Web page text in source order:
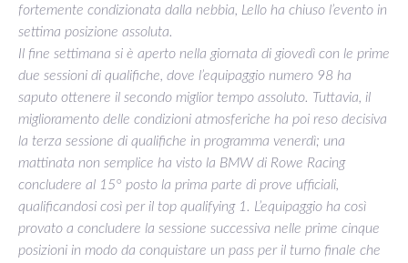
fortemente condizionata dalla nebbia, Lello ha chiuso l’evento in
settima posizione assoluta.
Il fine settimana si è aperto nella giornata di giovedì con le prime
due sessioni di qualifiche, dove l’equipaggio numero 98 ha
saputo ottenere il secondo miglior tempo assoluto. Tuttavia, il
miglioramento delle condizioni atmosferiche ha poi reso decisiva
la terza sessione di qualifiche in programma venerdì; una
mattinata non semplice ha visto la BMW di Rowe Racing
concludere al 15° posto la prima parte di prove ufficiali,
qualificandosi così per il top qualifying 1. L’equipaggio ha così
provato a concludere la sessione successiva nelle prime cinque
posizioni in modo da conquistare un pass per il turno finale che